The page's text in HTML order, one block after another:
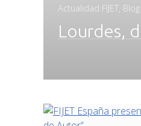
Actualidad FIJET, Blog
Lourdes,